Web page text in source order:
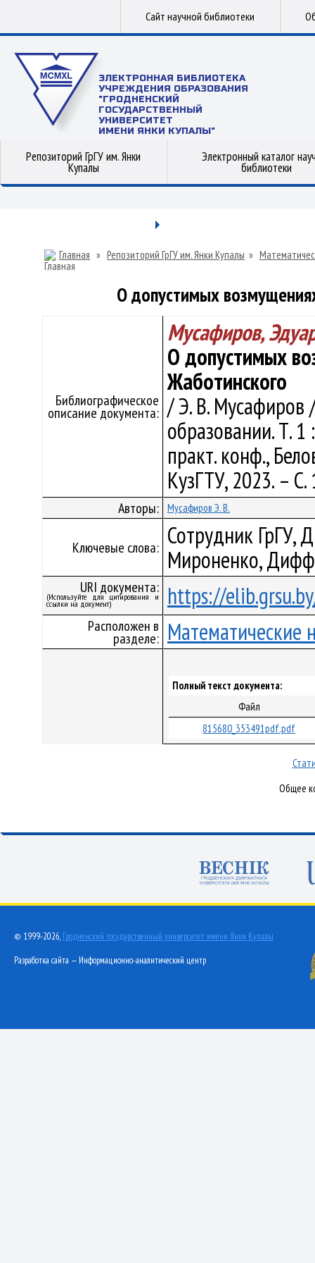
Сайт научной библиотеки
ЭЛЕКТРОННАЯ БИБЛИОТЕКА
УЧРЕЖДЕНИЯ ОБРАЗОВАНИЯ
"ГРОДНЕНСКИЙ
ГОСУДАРСТВЕННЫЙ
УНИВЕРСИТЕТ
ИМЕНИ ЯНКИ КУПАЛЫ"
Репозиторий ГрГУ им. Янки
Купалы
Электронный каталог
библиотеки
Главная » Репозиторий ГрГУ им. Янки Купалы »
О допустимых
Библиографическое
описание документа:
Мусафиров,
О допустимых
Жаботинского
/ Э. В. Мусафиров
образовании. Т. 1
практ. конф.,
КузГТУ, 2023. –
Авторы: Мусафиров Э. В.
Ключевые слова: Сотрудник ГрГУ,
Мироненко,
URI документа:
(Используйте для цитирования и
ссылки на документ) https://
Расположен в
разделе: Математические
Полный текст документа:
Файл
815680_353491pdf.pdf
Общее
© 1999-2026, Гродненский государственный университет имени Янки Купалы
Разработка сайта — Информационно-аналитический центр